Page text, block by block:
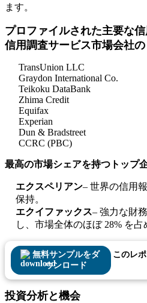
ます。
プロファイルされた主要な信
信用調査サービス市場会社の
TransUnion LLC
Graydon International Co.
Teikoku DataBank
Zhima Credit
Equifax
Experian
Dun & Bradstreet
CCRC (PBC)
最高の市場シェアを持つトップ
エクスペリアン– 世界の信用
保持。
エクイファックス– 強力な財
し、市場全体のほぼ 28% を占
無料サンプルをダ
ウンロード
このレ
投資分析と機会